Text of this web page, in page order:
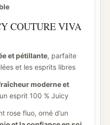
COUTURE VIVA
et pétillante, parfaite
et les esprits libres
moderne et
esprit 100 % Juicy
rose fluo, orné d’un